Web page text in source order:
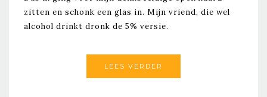
zitten en schonk een glas in. Mijn vriend, die wel
alcohol drinkt dronk de 5% versie.
LEES VERDER